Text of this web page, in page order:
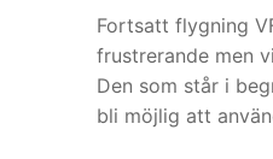
Fortsatt flygning
frustrerande men
Den som står i
bli möjlig att